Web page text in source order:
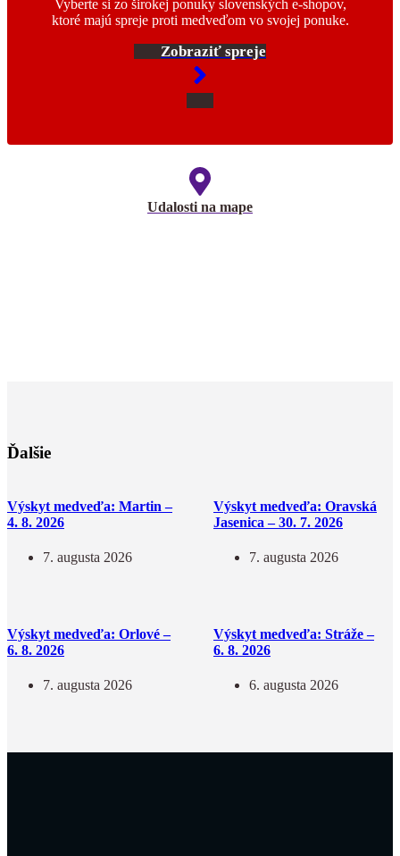
Vyberte si zo širokej ponuky slovenských e-shopov,
ktoré majú spreje proti medveďom vo svojej ponuke.
Zobraziť spreje
Udalosti na mape
Ďalšie
Výskyt medveďa: Martin –
4. 8. 2026
7. augusta 2026
Výskyt medveďa: Oravská
Jasenica – 30. 7. 2026
7. augusta 2026
Výskyt medveďa: Orlové –
6. 8. 2026
7. augusta 2026
Výskyt medveďa: Stráže –
6. 8. 2026
6. augusta 2026